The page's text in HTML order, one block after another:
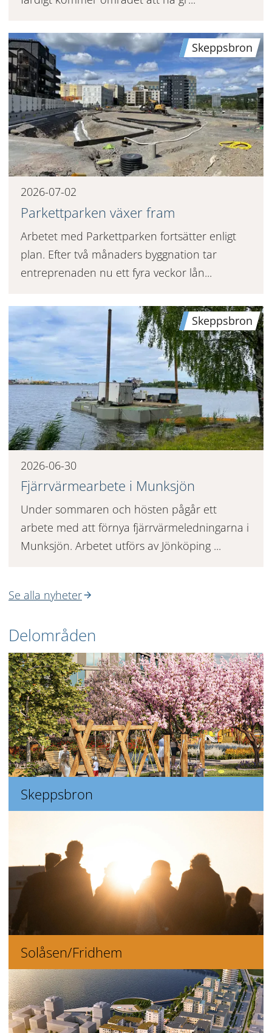
Skeppsbron
2026-07-02
Parkettparken växer fram
Arbetet med Parkettparken fortsätter enligt
plan. Efter två månaders byggnation tar
entreprenaden nu ett fyra veckor lån...
Skeppsbron
2026-06-30
Fjärrvärmearbete i Munksjön
Under sommaren och hösten pågår ett
arbete med att förnya fjärrvärmeledningarna i
Munksjön. Arbetet utförs av Jönköping ...
Se alla nyheter
Delområden
Skeppsbron
Solåsen/Fridhem